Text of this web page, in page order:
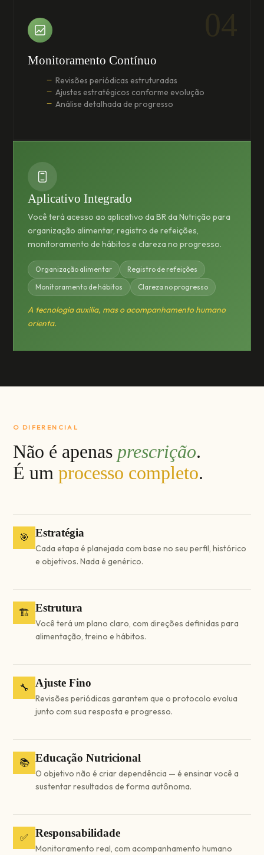
Monitoramento Contínuo
Revisões periódicas estruturadas
Ajustes estratégicos conforme evolução
Análise detalhada de progresso
Aplicativo Integrado
Você terá acesso ao aplicativo da BR da Nutrição para
organização alimentar, registro de refeições,
monitoramento de hábitos e clareza no progresso.
Organização alimentar
Registro de refeições
Monitoramento de hábitos
Clareza no progresso
A tecnologia auxilia, mas o acompanhamento humano
orienta.
O DIFERENCIAL
Não é apenas prescrição.
É um processo completo.
🎯 Estratégia
Cada etapa é planejada com base no seu perfil, histórico
e objetivos. Nada é genérico.
🏗️ Estrutura
Você terá um plano claro, com direções definidas para
alimentação, treino e hábitos.
🔧 Ajuste Fino
Revisões periódicas garantem que o protocolo evolua
junto com sua resposta e progresso.
📚 Educação Nutricional
O objetivo não é criar dependência — é ensinar você a
sustentar resultados de forma autônoma.
✅ Responsabilidade
Monitoramento real, com acompanhamento humano